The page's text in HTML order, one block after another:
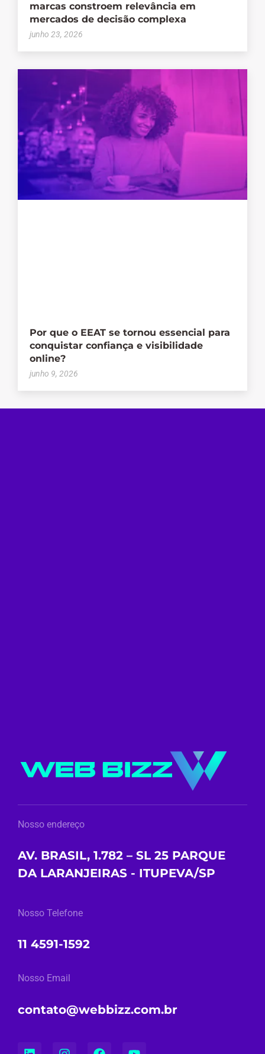
marcas constroem relevância em
mercados de decisão complexa
junho 23, 2026
Por que o EEAT se tornou essencial para
conquistar confiança e visibilidade
online?
junho 9, 2026
Nosso endereço
AV. BRASIL, 1.782 – SL 25 PARQUE
DA LARANJEIRAS - ITUPEVA/SP
Nosso Telefone
11 4591-1592
Nosso Email
contato@webbizz.com.br